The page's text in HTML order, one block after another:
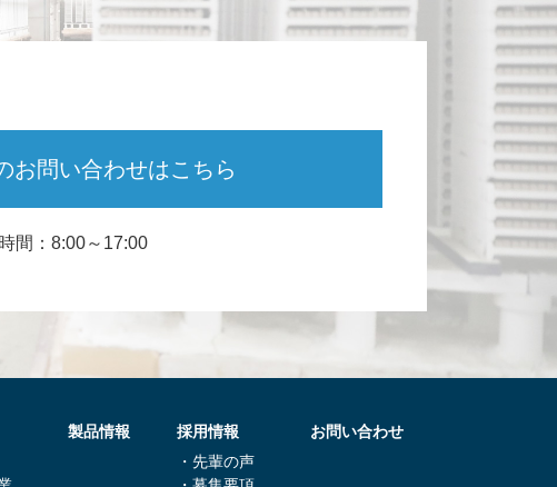
お問い合わせはこちら
間：8:00～17:00
製品情報
採用情報
・先輩の声
お問い合わせ